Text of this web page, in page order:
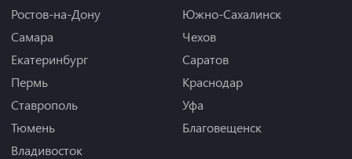
Ростов-на-Дону
Самара
Екатеринбург
Пермь
Ставрополь
Тюмень
Владивосток
Южно-Сахалинск
Чехов
Саратов
Краснодар
Уфа
Благовещенск